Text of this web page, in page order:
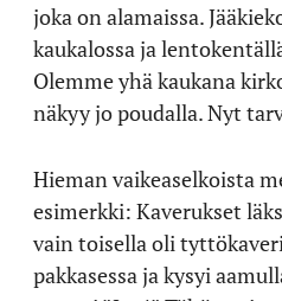
joka on alamaissa.
kaukalossa ja
Olemme yhä kaukana
näkyy jo poudalla. Nyt
Hieman vaikeaselkoista
esimerkki: Kaverukset
vain toisella oli
pakkasessa ja kysyi